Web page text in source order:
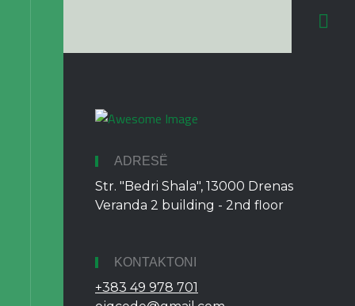
ADRESË
Str. "Bedri Shala", 13000 Drenas
Veranda 2 building - 2nd floor
KONTAKTONI
+383 49 978 701